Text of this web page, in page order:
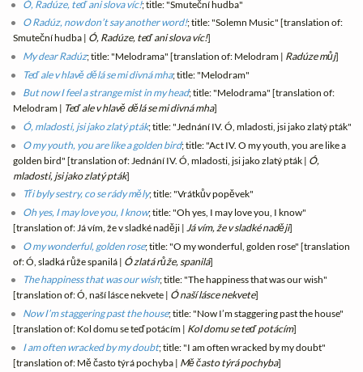
Ó, Radúze, teď ani slova víc!; title: "Smuteční hudba"
O Radúz, now don’t say another word!; title: "Solemn Music" [translation of:
Smuteční hudba | Ó, Radúze, teď ani slova víc!]
My dear Radúz; title: "Melodrama" [translation of: Melodram | Radúze můj]
Teď ale v hlavě dělá se mi divná mha; title: "Melodram"
But now I feel a strange mist in my head; title: "Melodrama" [translation of:
Melodram | Teď ale v hlavě dělá se mi divná mha]
Ó, mladosti, jsi jako zlatý pták; title: "Jednání IV. Ó, mladosti, jsi jako zlatý pták"
O my youth, you are like a golden bird; title: "Act IV. O my youth, you are like a
golden bird" [translation of: Jednání IV. Ó, mladosti, jsi jako zlatý pták | Ó,
mladosti, jsi jako zlatý pták]
Tři byly sestry, co se rády měly; title: "Vrátkův popěvek"
Oh yes, I may love you, I know; title: "Oh yes, I may love you, I know"
[translation of: Já vím, že v sladké naději |Já vím, že v sladké naději]
O my wonderful, golden rose; title: "O my wonderful, golden rose" [translation
of: Ó, sladká růže spanilá | Ó zlatá růže, spanilá]
The happiness that was our wish; title: "The happiness that was our wish"
[translation of: Ó, naší lásce nekvete | Ó naší lásce nekvete]
Now I’m staggering past the house; title: "Now I’m staggering past the house"
[translation of: Kol domu se teď potácím | Kol domu se teď potácím]
I am often wracked by my doubt; title: "I am often wracked by my doubt"
[translation of: Mě často týrá pochyba | Mě často týrá pochyba]